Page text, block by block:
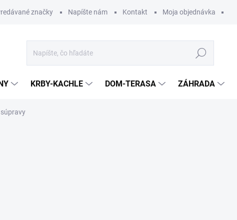
značky Napíšte nám Kontakt Moja objednávka
Hľadať
KRBY-KACHLE DOM-TERASA ZÁHRADA